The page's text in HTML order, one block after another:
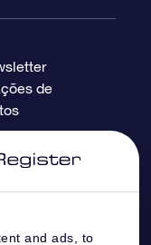
and ads, to
de